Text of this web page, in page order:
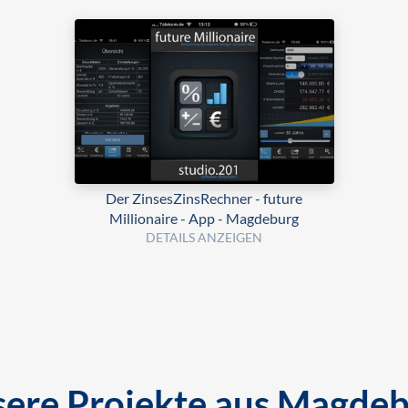
Der ZinsesZinsRechner - future
Millionaire - App - Magdeburg
DETAILS ANZEIGEN